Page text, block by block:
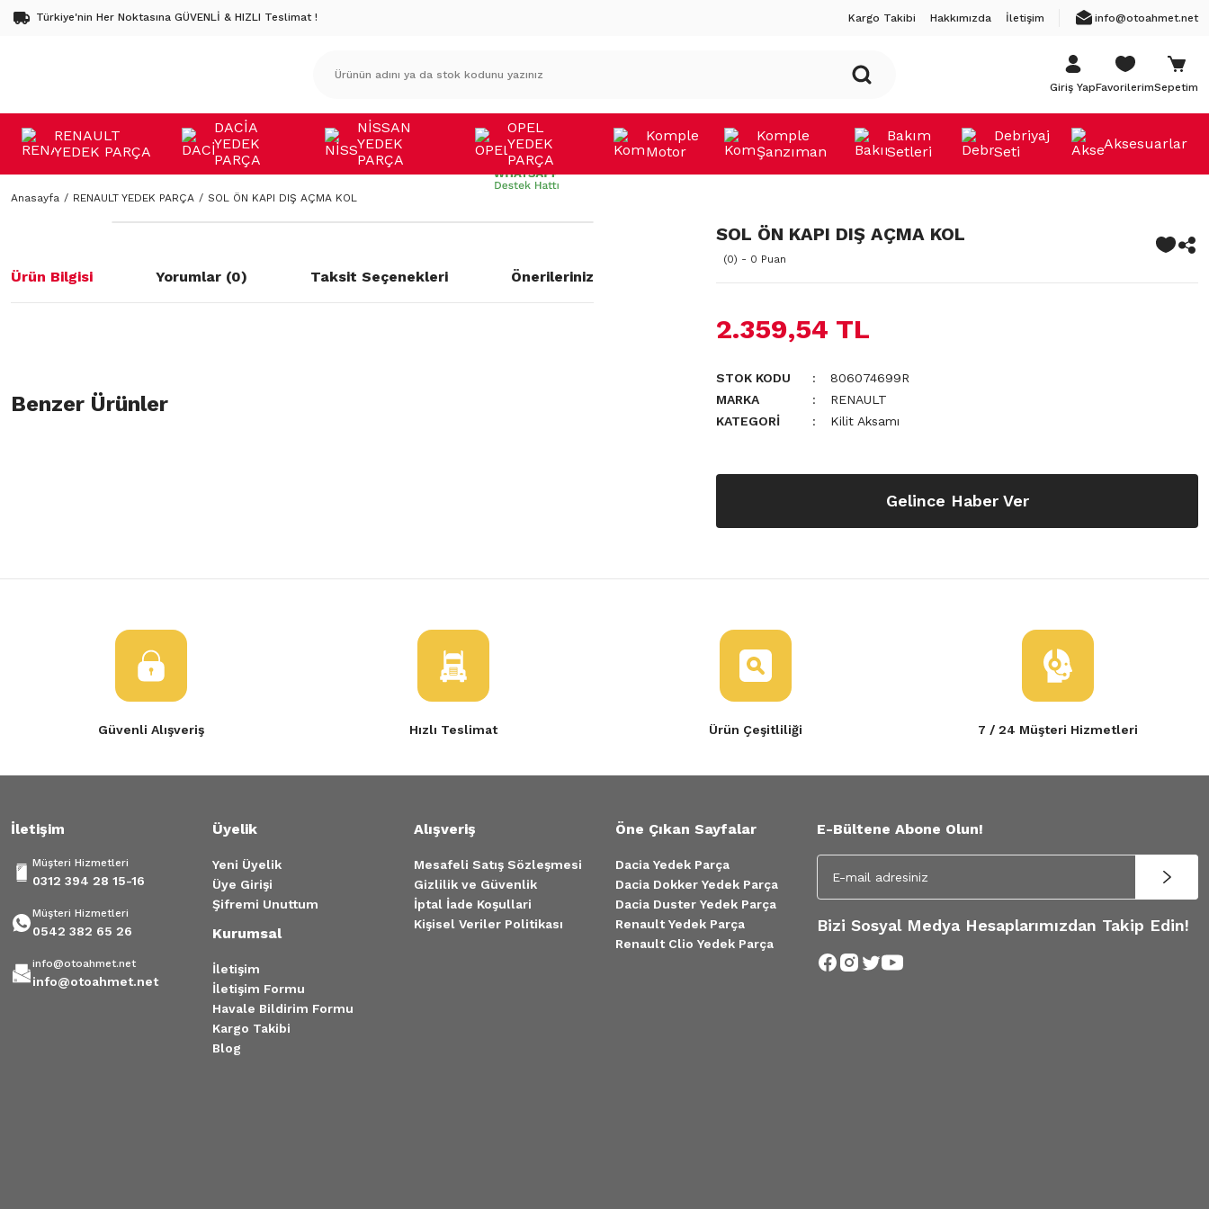
Türkiye'nin Her Noktasına GÜVENLİ & HIZLI Teslimat ! Kargo Takibi Hakkımızda İletişim info@otoahmet.net
Giriş YapFavorilerimSepetim
RENAULT
YEDEK PARÇA
DACİA
YEDEK
PARÇA
NİSSAN
YEDEK
PARÇA
OPEL
YEDEK
PARÇA
Komple
Motor
Komple
Şanzıman
Bakım
Setleri
Debriyaj
Seti
Aksesuarlar
Anasayfa RENAULT YEDEK PARÇA SOL ÖN KAPI DIŞ AÇMA KOL
Ürün Bilgisi Yorumlar (0) Taksit Seçenekleri Önerileriniz
öneri formunu kullanarak tarafımıza iletebilirsiniz.
Bu ürüne benzer farklı alternatifler olmalı.
Benzer Ürünler
SOL ÖN KAPI DIŞ AÇMA KOL
(0) - 0 Puan
2.359,54 TL
STOK KODU
806074699R
MARKA
RENAULT
KATEGORI
Kilit Aksamı
Gelince Haber Ver
Güvenli Alışveriş Hızlı Teslimat Ürün Çeşitliliği 7 / 24 Müşteri Hizmetleri
İletişim
Müşteri Hizmetleri
0312 394 28 15-16
Müşteri Hizmetleri
0542 382 65 26
info@otoahmet.net
info@otoahmet.net
Üyelik
Yeni Üyelik
Üye Girişi
Şifremi Unuttum
Kurumsal
İletişim
İletişim Formu
Havale Bildirim Formu
Kargo Takibi
Blog
Alışveriş
Mesafeli Satış Sözleşmesi
Gizlilik ve Güvenlik
İptal İade Koşullari
Kişisel Veriler Politikası
Öne Çıkan Sayfalar
Dacia Yedek Parça
Dacia Dokker Yedek Parça
Dacia Duster Yedek Parça
Renault Yedek Parça
Renault Clio Yedek Parça
E-Bültene Abone Olun!
Bizi Sosyal Medya Hesaplarımızdan Takip Edin!